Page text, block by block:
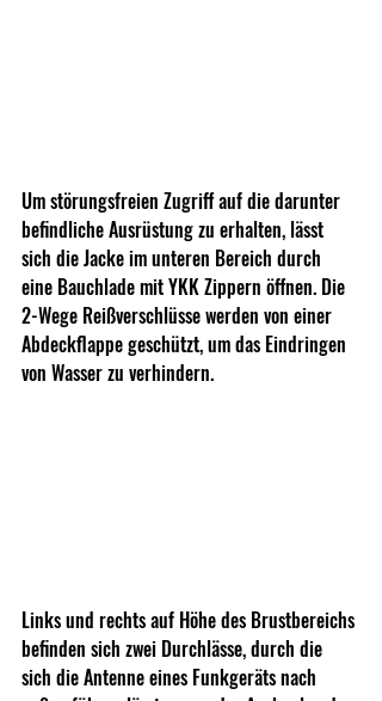
Um störungsfreien Zugriff auf die darunter
befindliche Ausrüstung zu erhalten, lässt
sich die Jacke im unteren Bereich durch
eine Bauchlade mit YKK Zippern öffnen. Die
2-Wege Reißverschlüsse werden von einer
Abdeckflappe geschützt, um das Eindringen
von Wasser zu verhindern.
Links und rechts auf Höhe des Brustbereichs
befinden sich zwei Durchlässe, durch die
sich die Antenne eines Funkgeräts nach